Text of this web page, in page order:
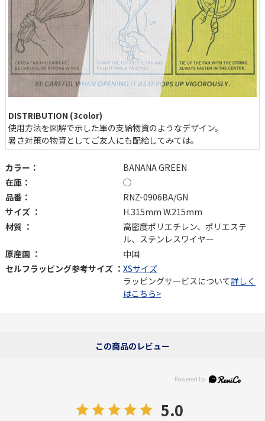
DISTRIBUTION (3color)
使用方法を図解で示した軍の支給物資のようなデザイン。
暑さ対策の物資としてご友人にも配給してみては。
カラー：
BANANA GREEN
在庫：
◯
品番：
RNZ-0906BA/GN
サイズ ：
H.315mm W.215mm
材質 ：
高密度ポリエチレン、ポリエステ
ル、ステンレスワイヤー
原産国 ：
中国
セルフラッピング参考サイズ ： XSサイズ
ラッピングサービスについて詳しく
はこちら>
この商品のレビュー
5.0